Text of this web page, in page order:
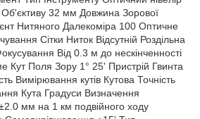
32 мм Довжина Зорової
Нитяного Далекоміра 100 Оптичне
Сітки Ниток Відсутній Роздільна
Від 0.3 м до нескінченності
Кут Поля Зору 1° 25' Пристрій Гвинта
Вимірювання кутів Кутова Точність
Кута Градуси Визначення
мм на 1 км подвійного ходу